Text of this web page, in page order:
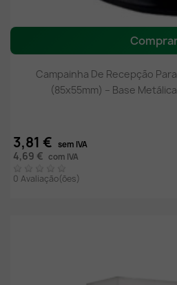
Campainha De Recepção
(85x55mm) – Base
3,81 € sem IVA
4,69 € com IVA
0 Avaliação(ões)